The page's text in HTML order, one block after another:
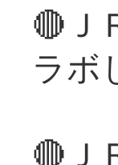
🔴Ｊ
ラボ
🔴Ｊ